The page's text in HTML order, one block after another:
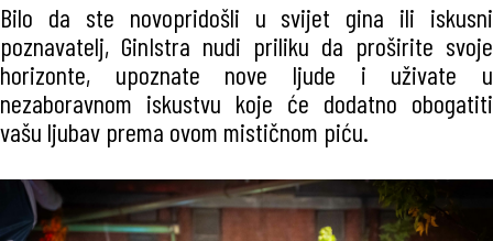
Bilo da ste novopridošli u svijet gina ili iskusni
poznavatelj, GinIstra nudi priliku da proširite svoje
horizonte, upoznate nove ljude i uživate u
nezaboravnom iskustvu koje će dodatno obogatiti
vašu ljubav prema ovom mističnom piću.